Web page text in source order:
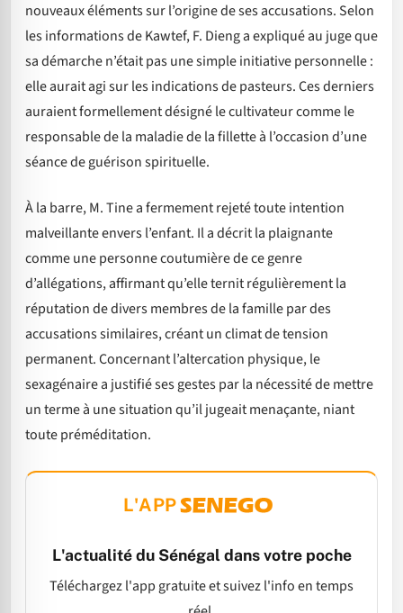
nouveaux éléments sur l’origine de ses accusations. Selon
les informations de Kawtef, F. Dieng a expliqué au juge que
sa démarche n’était pas une simple initiative personnelle :
elle aurait agi sur les indications de pasteurs. Ces derniers
auraient formellement désigné le cultivateur comme le
responsable de la maladie de la fillette à l’occasion d’une
séance de guérison spirituelle.
À la barre, M. Tine a fermement rejeté toute intention
malveillante envers l’enfant. Il a décrit la plaignante
comme une personne coutumière de ce genre
d’allégations, affirmant qu’elle ternit régulièrement la
réputation de divers membres de la famille par des
accusations similaires, créant un climat de tension
permanent. Concernant l’altercation physique, le
sexagénaire a justifié ses gestes par la nécessité de mettre
un terme à une situation qu’il jugeait menaçante, niant
toute préméditation.
L'APP
L'actualité du Sénégal dans votre poche
Téléchargez l'app gratuite et suivez l'info en temps